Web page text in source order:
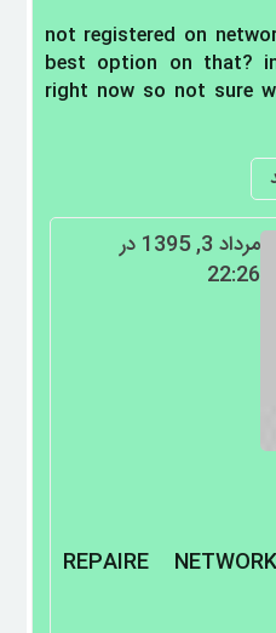
`not registered on
best option on that?
right now so not sure
مرداد 3, 1395 در
22:26
REPAIRE